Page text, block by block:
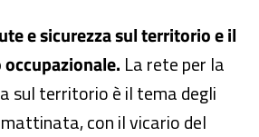
e sicurezza sul territorio e il
La rete per la
sul territorio è il tema degli
con il vicario del